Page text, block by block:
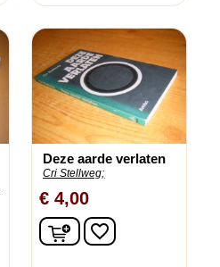
Deze aarde verlaten
Cri Stellweg;
€ 4,00
In winkelwagen
favorite_border